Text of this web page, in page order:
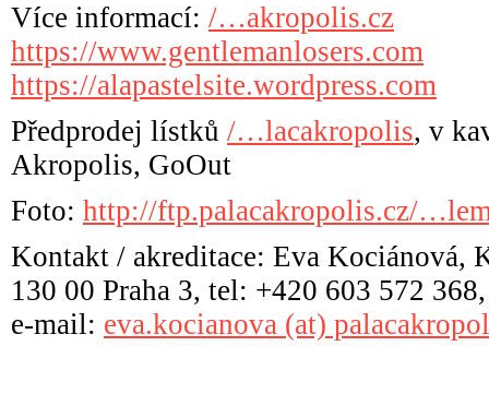
Více informací: /…akropolis.cz
https://www.gentlemanlosers.com
https://alapastelsite.wordpress.com
Předprodej lístků /…lacakropolis, v
Akropolis, GoOut
Foto: http://ftp.palacakropolis.cz/
Kontakt / akreditace: Eva Kociánová,
130 00 Praha 3, tel: +420 603 572 368,
e-mail: eva.kocianova (at)